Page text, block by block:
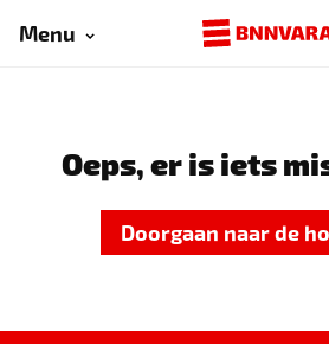
Menu
Oeps, er is iets
Doorgaan naar de